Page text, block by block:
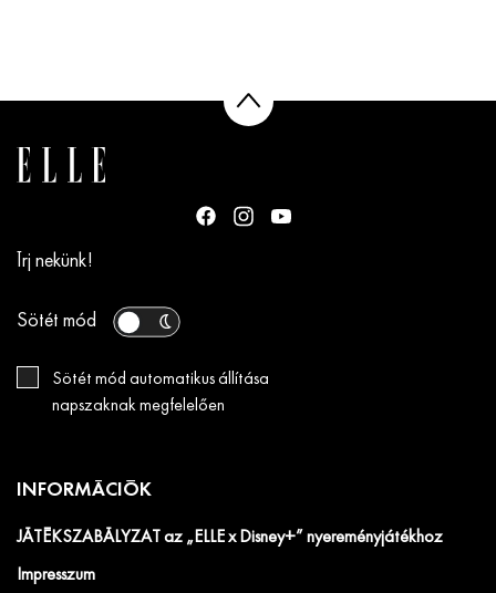
Írj nekünk!
Sötét mód
Sötét mód automatikus állítása
napszaknak megfelelően
INFORMÁCIÓK
JÁTÉKSZABÁLYZAT az „ELLE x Disney+” nyereményjátékhoz
Impresszum